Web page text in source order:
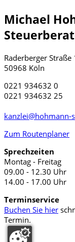
Michael
Raderberger Straße
50968 Köln
0221 934632 0
0221 934632 25
Zum Routenplaner
Sprechzeiten
Montag - Freitag
09.00 - 12.30 Uhr
14.00 - 17.00 Uhr
Terminservice
Buchen Sie hier
Termin.